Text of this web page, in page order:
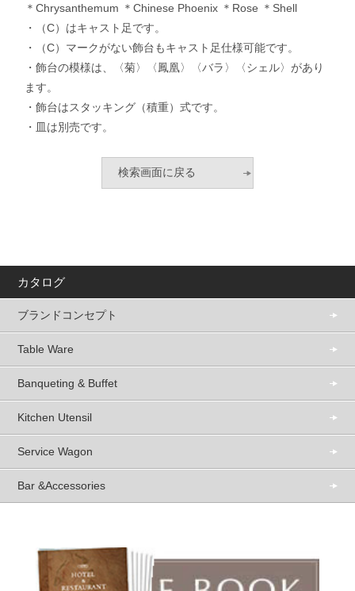
＊Chrysanthemum ＊Chinese Phoenix ＊Rose ＊Shell
・（C）はキャスト足です。
・（C）マークがない飾台もキャスト足仕様可能です。
・飾台の模様は、〈菊〉〈鳳凰〉〈バラ〉〈シェル〉があり
ます。
・飾台はスタッキング（積重）式です。
・皿は別売です。
カタログ
ブランドコンセプト
Table Ware
Banqueting & Buffet
Kitchen Utensil
Service Wagon
Bar &Accessories